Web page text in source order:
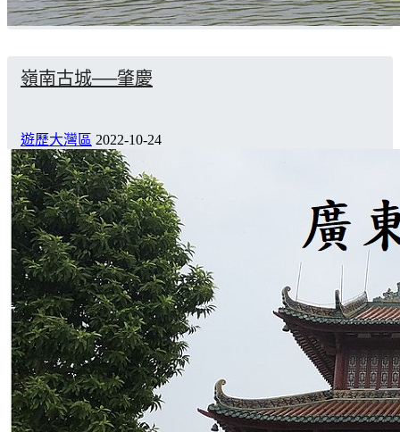
嶺南古城──肇慶
遊歷大灣區 2022-10-24